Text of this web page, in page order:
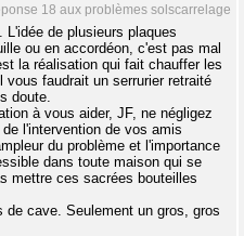
18 aux problèmes solscarrelage
L'idée de plusieurs plaques
ou en accordéon, c'est pas mal
la réalisation qui fait chauffer les
vous faudrait un serrurier retraité
doute.
à vous aider, JF, ne négligez
l'intervention de vos amis
du problème et l'importance
dans toute maison qui se
mettre ces sacrées bouteilles
cave. Seulement un gros, gros